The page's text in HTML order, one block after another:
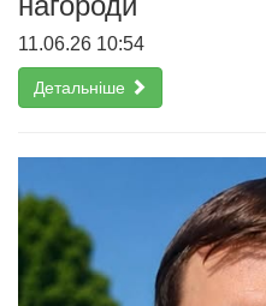
11.06.26 10:54
Детальніше